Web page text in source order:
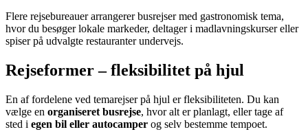
Flere rejsebureauer arrangerer busrejser med gastronomisk tema,
hvor du besøger lokale markeder, deltager i madlavningskurser eller
spiser på udvalgte restauranter undervejs.
Rejseformer – fleksibilitet på hjul
En af fordelene ved temarejser på hjul er fleksibiliteten. Du kan
vælge en organiseret busrejse, hvor alt er planlagt, eller tage af
sted i egen bil eller autocamper og selv bestemme tempoet.